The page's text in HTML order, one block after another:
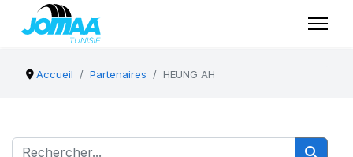
Accueil Partenaires HEUNG AH